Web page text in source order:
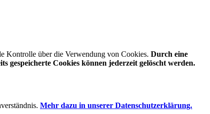
Kontrolle über die Verwendung von Cookies. Durch eine
Cookies können jederzeit gelöscht werden.
Mehr dazu in unserer Datenschutzerklärung.